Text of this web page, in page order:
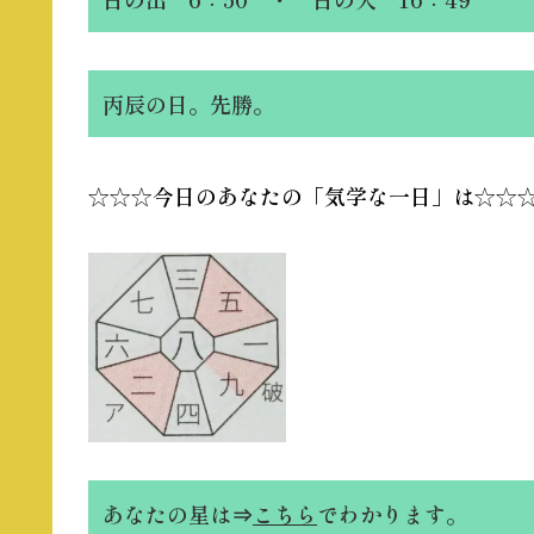
丙辰の日。先勝。
☆☆☆今日のあなたの「気学な一日」は
あなたの星は⇒こちら でわかります。